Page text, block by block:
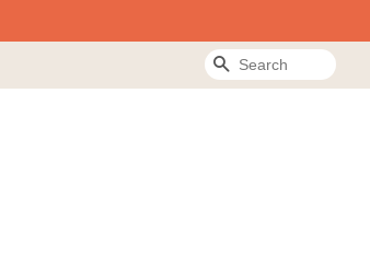
Search